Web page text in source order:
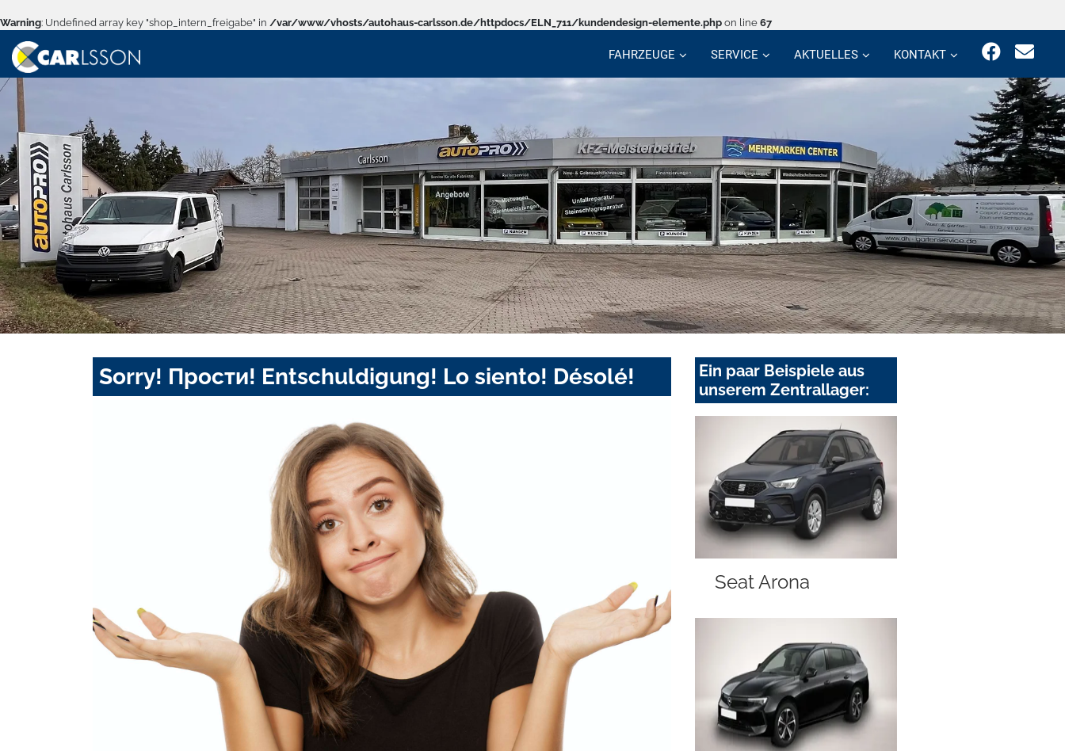
Warning: Undefined array key "shop_intern_freigabe" in /var/www/vhosts/autohaus-carlsson.de/httpdocs/ELN_711/kundendesign-elemente.php on line 67
FAHRZEUGE SERVICE AKTUELLES KONTAKT
Sorry! Прости! Entschuldigung! Lo siento! Désolé!
Ein paar Beispiele aus
unserem Zentrallager:
Seat Arona